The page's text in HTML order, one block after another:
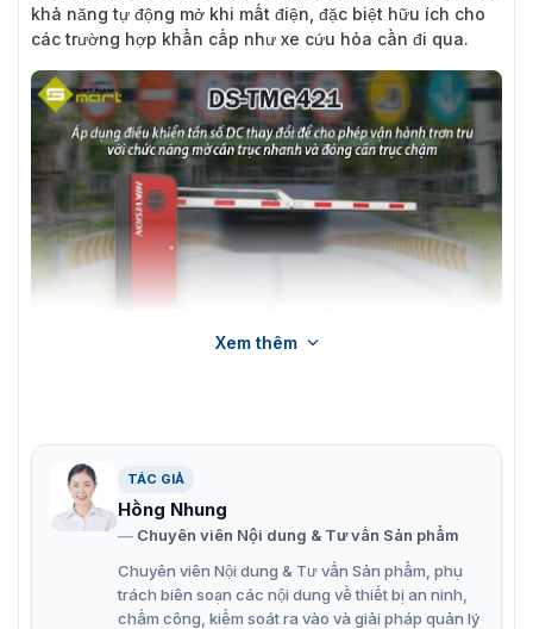
khả năng tự động mở khi mất điện, đặc biệt hữu ích cho
các trường hợp khẩn cấp như xe cứu hỏa cần đi qua.
Đặc điểm chính của Hikvision DS-
TMG421
Barrier hỗ trợ đóng cần trục chậm, với thời gian mặc định
là 10 giây. Người dùng có thể điều chỉnh thời gian đóng
chậm với 99 ca khác nhau (trạng thái ban đầu là 2 giây,
khoảng cách giữa các ca là 2 giây), mang lại sự linh
Xem thêm
TÁC GIẢ
Hồng Nhung
Chuyên viên Nội dung & Tư vấn Sản phẩm
Chuyên viên Nội dung & Tư vấn Sản phẩm, phụ
trách biên soạn các nội dung về thiết bị an ninh,
chấm công, kiểm soát ra vào và giải pháp quản lý